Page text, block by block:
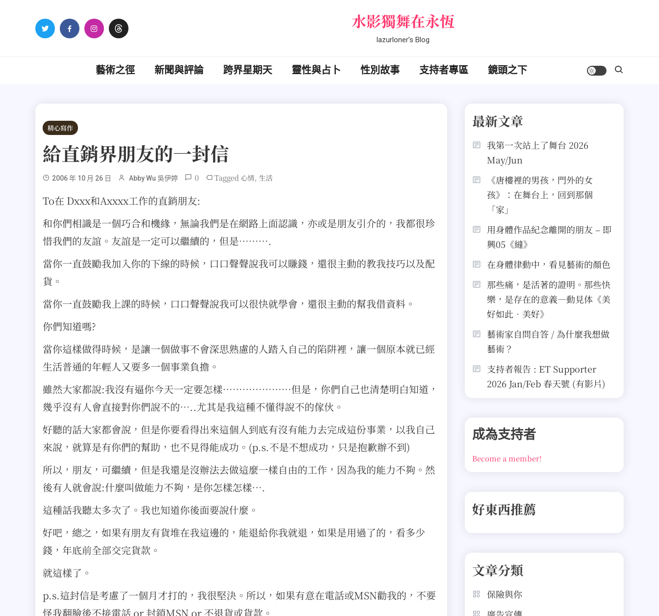
水影獨舞在永恆
lazurloner’s Blog
藝術之徑 新聞與評論 跨界星期天 靈性與占卜 性別故事 支持者專區 鏡頭之下
精心寫作
給直銷界朋友的一封信
2006 年 10 月 26 日 Abby Wu 吳伊婷 0 Tagged 心情, 生活
To在 Dxxx和Axxxx工作的直銷朋友:
和你們相識是一個巧合和機緣，無論我們是在網路上面認識，亦或是朋友引介的，我都很珍
惜我們的友誼。友誼是一定可以繼續的，但是……….
當你一直鼓勵我加入你的下線的時候，口口聲聲說我可以賺錢，還很主動的教我技巧以及配
貨。
當你一直鼓勵我上課的時候，口口聲聲說我可以很快就學會，還很主動的幫我借資料。
你們知道嗎?
當你這樣做得時候，是讓一個做事不會深思熟慮的人踏入自己的陷阱裡，讓一個原本就已經
生活普通的年輕人又要多一個事業負擔。
雖然大家都說:我沒有逼你今天一定要怎樣…………………但是，你們自己也清楚明白知道，
幾乎沒有人會直接對你們說不的…..尤其是我這種不懂得說不的傢伙。
好聽的話大家都會說，但是你要看得出來這個人到底有沒有能力去完成這份事業，以我自己
來說，就算是有你們的幫助，也不見得能成功。(p.s.不是不想成功，只是抱歉辦不到)
所以，朋友，可繼續，但是我還是沒辦法去做這麼一樣自由的工作，因為我的能力不夠。然
後有人就會說:什麼叫做能力不夠，是你怎樣怎樣….
這種話我聽太多次了。我也知道你後面要說什麼。
好吧，總之，如果有朋友有貨堆在我這邊的，能退給你我就退，如果是用過了的，看多少
錢，年底前全部交完貨款。
就這樣了。
p.s.這封信是考慮了一個月才打的，我很堅決。所以，如果有意在電話或MSN勸我的，不要
怪我翻臉後不接電話 or 封鎖MSN or 不退貨或貨款。
最新文章
我第一次站上了舞台 2026
May/Jun
《唐樓裡的男孩，門外的女
孩》：在舞台上，回到那個
「家」
用身體作品紀念離開的朋友 – 即
興05《縫》
在身體律動中，看見藝術的顏色
那些痛，是活著的證明。那些快
樂，是存在的意義—動見体《美
好如此．美好》
藝術家自問自答 / 為什麼我想做
藝術？
支持者報告 : ET Supporter
2026 Jan/Feb 春天號 (有影片)
成為支持者
Become a member!
好東西推薦
文章分類
保險與你